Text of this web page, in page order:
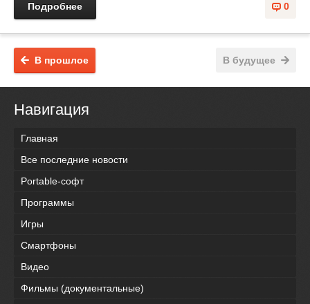
0
Подробнее
В будущее
В прошлое
Навигация
Главная
Все последние новости
Portable-софт
Программы
Игры
Смартфоны
Видео
Фильмы (документальные)